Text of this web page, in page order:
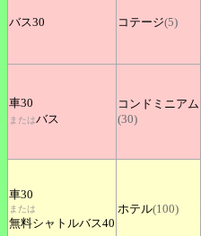
バス30 コテージ(5)
車30
またはバス
コンドミニアム
(30)
車30
または
無料シャトルバス40
ホテル(100)